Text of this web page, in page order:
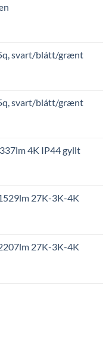
svart/blátt/grænt
svart/blátt/grænt
4K IP44 gyllt
27K-3K-4K
27K-3K-4K